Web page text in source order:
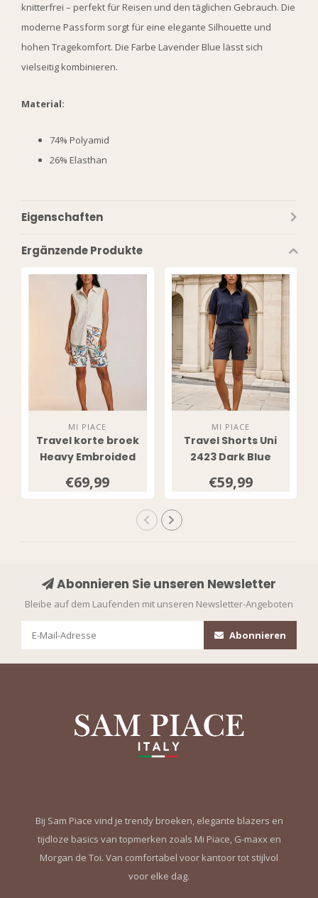
knitterfrei – perfekt für Reisen und den täglichen Gebrauch. Die
moderne Passform sorgt für eine elegante Silhouette und
hohen Tragekomfort. Die Farbe Lavender Blue lässt sich
vielseitig kombinieren.
Material:
74% Polyamid
26% Elasthan
Eigenschaften
Ergänzende Produkte
MI PIACE
Travel korte broek
Heavy Embroided
Multicolour
€69,99
MI PIACE
Travel Shorts Uni
2423 Dark Blue
€59,99
Abonnieren Sie unseren Newsletter
Bleibe auf dem Laufenden mit unseren Newsletter-Angeboten
Abonnieren
Bij Sam Piace vind je trendy broeken, elegante blazers en
tijdloze basics van topmerken zoals Mi Piace, G-maxx en
Morgan de Toi. Van comfortabel voor kantoor tot stijlvol
voor elke dag.